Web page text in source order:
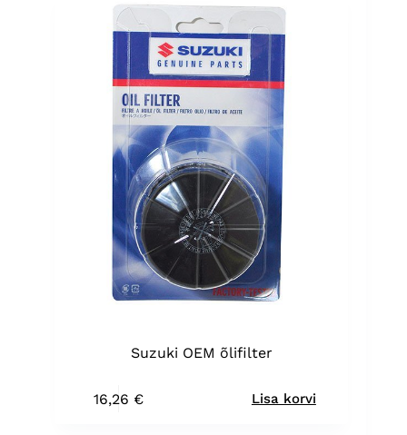
Suzuki OEM õlifilter
16,26 € Lisa korvi